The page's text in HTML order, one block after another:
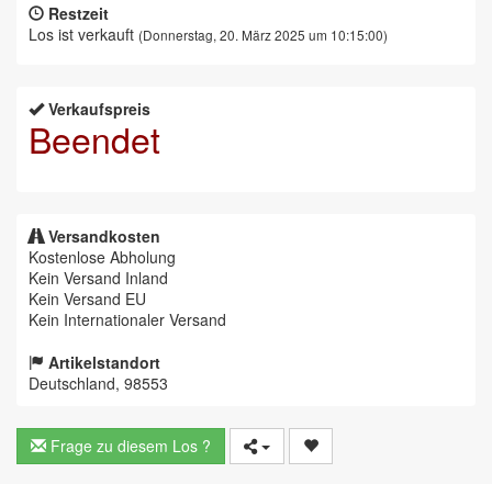
Restzeit
Los ist verkauft (Donnerstag, 20. März 2025 um 10:15:00)
Verkaufspreis
Beendet
Versandkosten
Kostenlose Abholung
Kein Versand Inland
Kein Versand EU
Kein Internationaler Versand
Artikelstandort
Deutschland, 98553
Frage zu diesem Los ?